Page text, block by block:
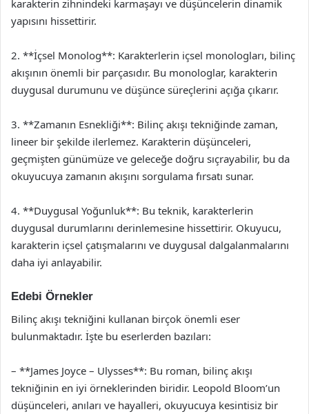
karakterin zihnindeki karmaşayı ve düşüncelerin dinamik
yapısını hissettirir.
2. **İçsel Monolog**: Karakterlerin içsel monologları, bilinç
akışının önemli bir parçasıdır. Bu monologlar, karakterin
duygusal durumunu ve düşünce süreçlerini açığa çıkarır.
3. **Zamanın Esnekliği**: Bilinç akışı tekniğinde zaman,
lineer bir şekilde ilerlemez. Karakterin düşünceleri,
geçmişten günümüze ve geleceğe doğru sıçrayabilir, bu da
okuyucuya zamanın akışını sorgulama fırsatı sunar.
4. **Duygusal Yoğunluk**: Bu teknik, karakterlerin
duygusal durumlarını derinlemesine hissettirir. Okuyucu,
karakterin içsel çatışmalarını ve duygusal dalgalanmalarını
daha iyi anlayabilir.
Edebi Örnekler
Bilinç akışı tekniğini kullanan birçok önemli eser
bulunmaktadır. İşte bu eserlerden bazıları:
– **James Joyce – Ulysses**: Bu roman, bilinç akışı
tekniğinin en iyi örneklerinden biridir. Leopold Bloom’un
düşünceleri, anıları ve hayalleri, okuyucuya kesintisiz bir